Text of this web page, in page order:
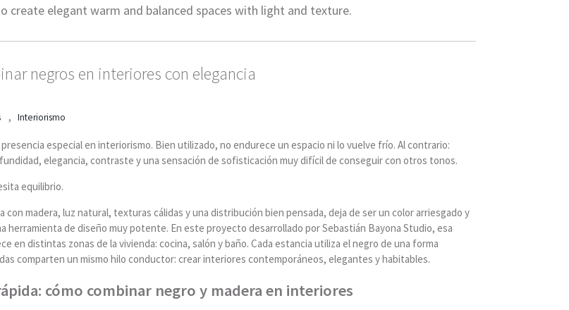
create elegant warm and balanced spaces with light and texture.
negros en interiores con elegancia
, Interiorismo
especial en interiorismo. Bien utilizado, no endurece un espacio ni lo vuelve frío. Al contrario:
elegancia, contraste y una sensación de sofisticación muy difícil de conseguir con otros tonos.
equilibrio.
con madera, luz natural, texturas cálidas y una distribución bien pensada, deja de ser un color arriesgado y
herramienta de diseño muy potente. En este proyecto desarrollado por Sebastián Bayona Studio, esa
en distintas zonas de la vivienda: cocina, salón y baño. Cada estancia utiliza el negro de una forma
comparten un mismo hilo conductor: crear interiores contemporáneos, elegantes y habitables.
cómo combinar negro y madera en interiores